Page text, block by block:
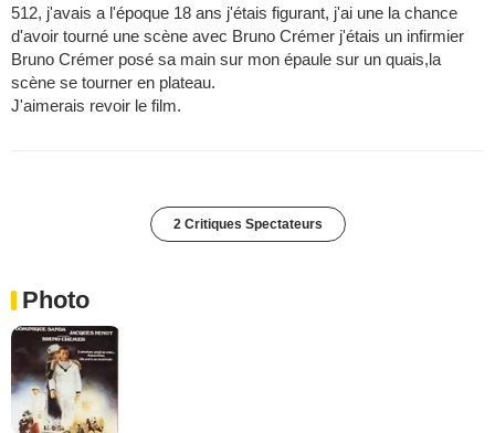
512, j'avais a l'époque 18 ans j'étais figurant, j'ai une la chance
d'avoir tourné une scène avec Bruno Crémer j'étais un infirmier
Bruno Crémer posé sa main sur mon épaule sur un quais,la
scène se tourner en plateau.
J'aimerais revoir le film.
2 Critiques Spectateurs
Photo